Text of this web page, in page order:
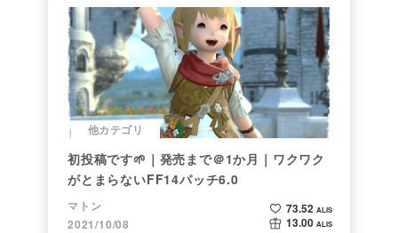
他カテゴリ
初投稿です🌱｜発売まで＠1か月｜ワクワク
がとまらないFF14パッチ6.0
マトン
2021/10/08
73.52 ALIS
13.00 ALIS